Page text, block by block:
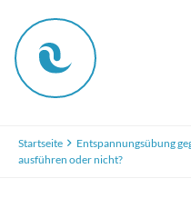
Startseite
Entspannungsübung
ausführen oder nicht?